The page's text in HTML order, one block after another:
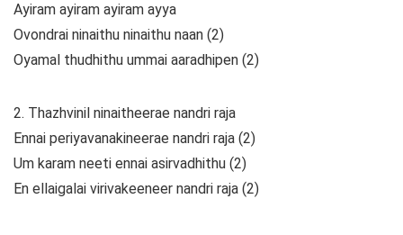
Ayiram ayiram ayiram ayya
Ovondrai ninaithu ninaithu naan (2)
Oyamal thudhithu ummai aaradhipen (2)
2. Thazhvinil ninaitheerae nandri raja
Ennai periyavanakineerae nandri raja (2)
Um karam neeti ennai asirvadhithu (2)
En ellaigalai virivakeeneer nandri raja (2)